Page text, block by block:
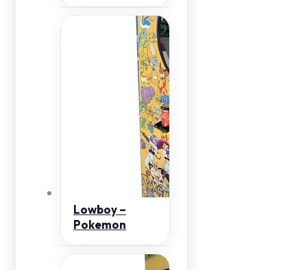
Lowboy –
Pokemon